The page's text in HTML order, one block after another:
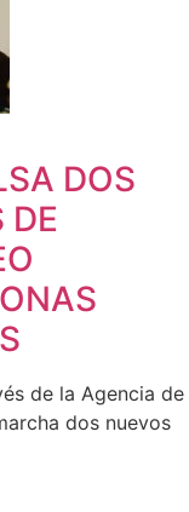
DOS
DE
de la Agencia de
dos nuevos